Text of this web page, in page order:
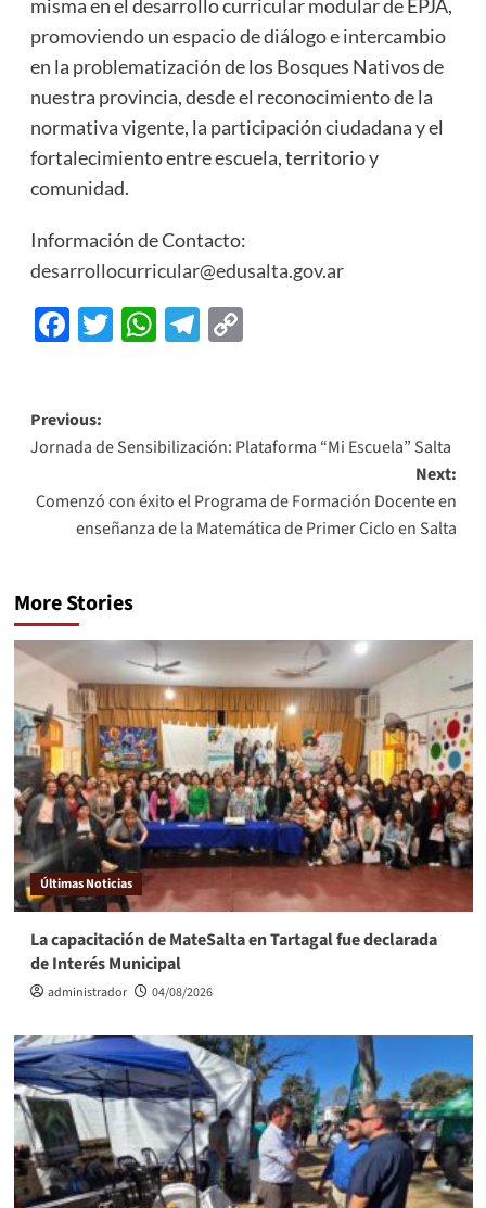
misma en el desarrollo curricular modular de EPJA,
promoviendo un espacio de diálogo e intercambio
en la problematización de los Bosques Nativos de
nuestra provincia, desde el reconocimiento de la
normativa vigente, la participación ciudadana y el
fortalecimiento entre escuela, territorio y
comunidad.
Información de Contacto:
desarrollocurricular@edusalta.gov.ar
Facebook
Twitter
WhatsApp
Telegram
Copy
Previous:
Jornada de Sensibilización: Plataforma “Mi Escuela” Salta
Next:
Comenzó con éxito el Programa de Formación Docente en
enseñanza de la Matemática de Primer Ciclo en Salta
More Stories
Últimas Noticias
La capacitación de MateSalta en Tartagal fue declarada
de Interés Municipal
administrador 04/08/2026